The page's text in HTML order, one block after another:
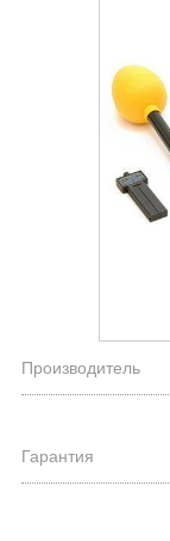
Производитель
Гарантия